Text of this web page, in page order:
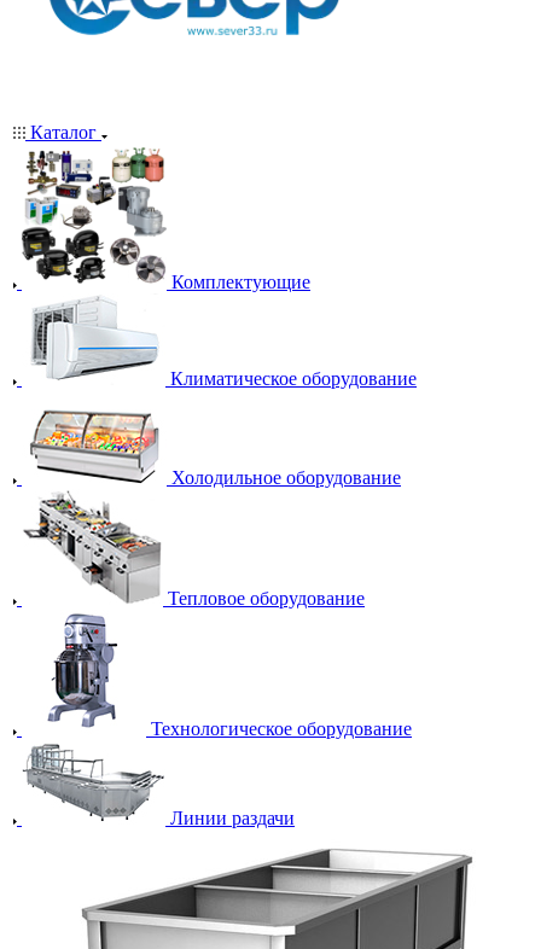
Каталог
Комплектующие
Климатическое оборудование
Холодильное оборудование
Тепловое оборудование
Технологическое оборудование
Линии раздачи